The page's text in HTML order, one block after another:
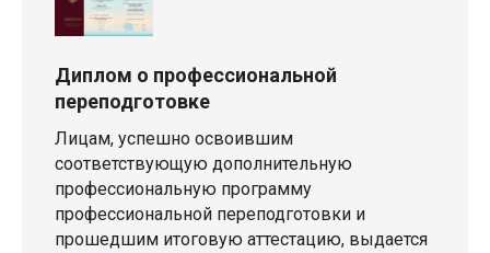
Диплом о профессиональной
переподготовке
Лицам, успешно освоившим
соответствующую дополнительную
профессиональную программу
профессиональной переподготовки и
прошедшим итоговую аттестацию, выдается